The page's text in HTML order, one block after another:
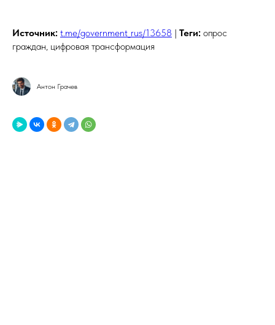
Источник: t.me/government_rus/13658 | Теги: опрос
граждан, цифровая трансформация
Антон Грачев